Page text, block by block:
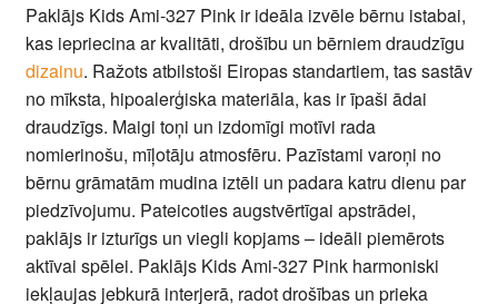
Paklājs Kids Ami-327 Pink ir ideāla izvēle bērnu istabai,
kas iepriecina ar kvalitāti, drošību un bērniem draudzīgu
dizainu. Ražots atbilstoši Eiropas standartiem, tas sastāv
no mīksta, hipoalerģiska materiāla, kas ir īpaši ādai
draudzīgs. Maigi toņi un izdomīgi motīvi rada
nomierinošu, mīļotāju atmosfēru. Pazīstami varoņi no
bērnu grāmatām mudina iztēli un padara katru dienu par
piedzīvojumu. Pateicoties augstvērtīgai apstrādei,
paklājs ir izturīgs un viegli kopjams – ideāli piemērots
aktīvai spēlei. Paklājs Kids Ami-327 Pink harmoniski
iekļaujas jebkurā interjerā, radot drošības un prieka